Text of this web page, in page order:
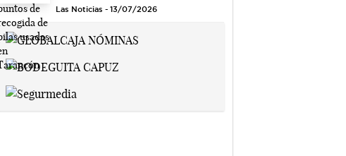
Las Noticias - 13/07/2026